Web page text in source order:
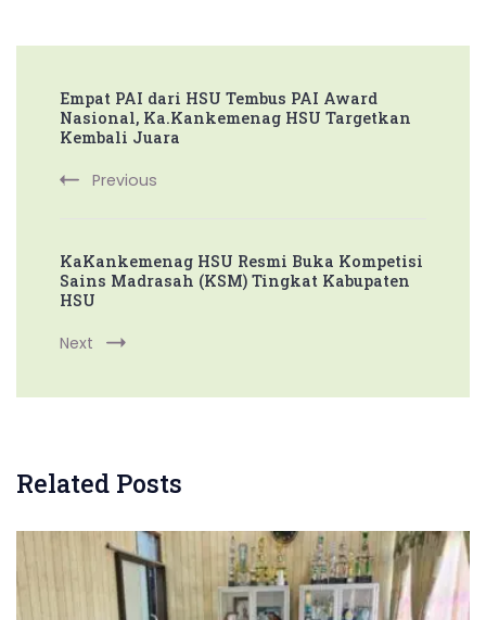
Navigation
Empat PAI dari HSU Tembus PAI Award
Nasional, Ka.Kankemenag HSU Targetkan
Kembali Juara
Previous
KaKankemenag HSU Resmi Buka Kompetisi
Sains Madrasah (KSM) Tingkat Kabupaten
HSU
Next
Related Posts